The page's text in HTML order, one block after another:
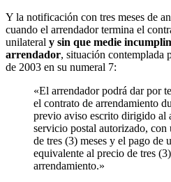
Y la notificación con tres meses de
cuando el arrendador termina el
unilateral y sin que medie
arrendador, situación contemplada
de 2003 en su numeral 7:
«El arrendador podrá dar por
el contrato de arrendamiento
previo aviso escrito dirigido al
servicio postal autorizado, con
de tres (3) meses y el pago de
equivalente al precio de tres
arrendamiento.»